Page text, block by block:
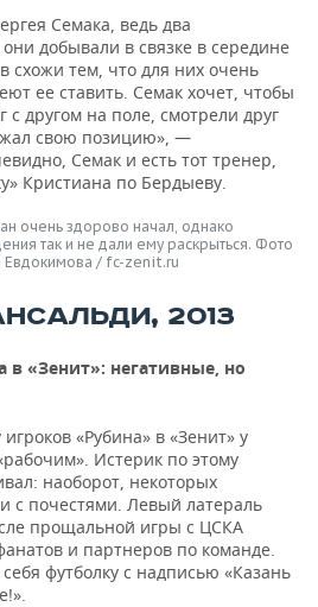
Семака, ведь два
добывали в связке в середине
схожи тем, что для них очень
ее ставить. Семак хочет, чтобы
с другом на поле, смотрели друг
свою позицию», —
Семак и есть тот тренер,
Кристиана по Бердыеву.
очень здорово начал, однако
так и не дали ему раскрыться. Фото
Евдокимова / fc-zenit.ru
2013
в «Зенит»: негативные, но
«Рубина» в «Зенит» у
Истерик по этому
наоборот, некоторых
с почестями. Левый латераль
прощальной игры с ЦСКА
и партнеров по команде.
футболку с надписью «Казань